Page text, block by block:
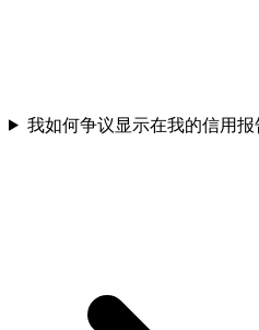
我如何争议显示在我的信用报